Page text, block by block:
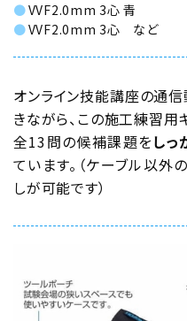
VVF2.0mm 3心 青
VVF2.0mm 3心 など
オンライン技能講座の通
きながら、この施工練習用
全13問の候補課題をしっ
ています。（ケーブル以
しが可能です）